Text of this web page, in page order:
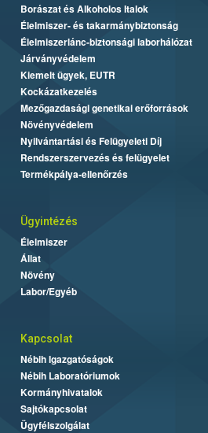
Borászat és Alkoholos Italok
Élelmiszer- és takarmánybiztonság
Élelmiszerlánc-biztonsági laborhálózat
Járványvédelem
Kiemelt ügyek, EUTR
Kockázatkezelés
Mezőgazdasági genetikai erőforrások
Növényvédelem
Nyilvántartási és Felügyeleti Díj
Rendszerszervezés és felügyelet
Termékpálya-ellenőrzés
Ügyintézés
Élelmiszer
Állat
Növény
Labor/Egyéb
Kapcsolat
Nébih Igazgatóságok
Nébih Laboratóriumok
Kormányhivatalok
Sajtókapcsolat
Ügyfélszolgálat